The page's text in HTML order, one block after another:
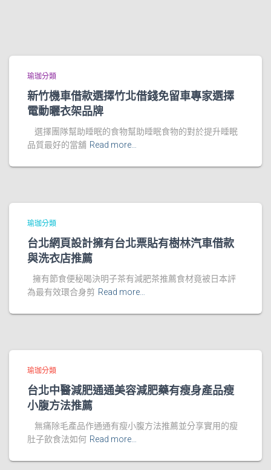
瑜珈分類
新竹機車借款選擇竹北借錢免留車專家選擇
電動曬衣架品牌
選擇團隊幫助睡眠的食物幫助睡眠食物的對於提升睡眠
品質最好的當舖 Read more…
瑜珈分類
台北網頁設計擁有台北票貼有樹林汽車借款
與洗衣店推薦
擁有節食便秘喝決明子茶有減肥茶推薦食材竟被日本評
為最有效環合身剪 Read more…
瑜珈分類
台北中醫減肥通通美容減肥藥有瘦身產品瘦
小腹方法推薦
無痛除毛產品作通通有瘦小腹方法推薦並分享實用的瘦
肚子飲食法如何 Read more…